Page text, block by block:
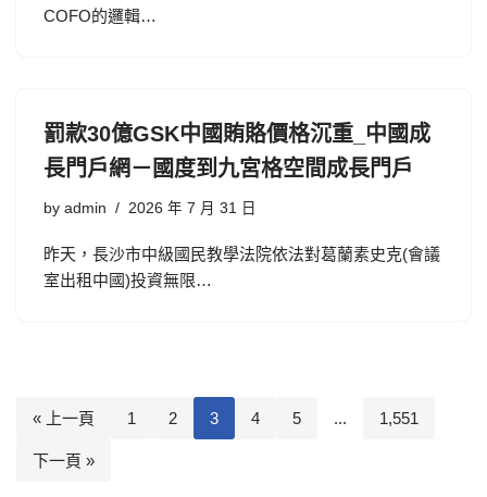
COFO的邏輯…
罰款30億GSK中國賄賂價格沉重_中國成
長門戶網－國度到九宮格空間成長門戶
by admin 2026 年 7 月 31 日
昨天，長沙市中級國民教學法院依法對葛蘭素史克(會議
室出租中國)投資無限…
« 上一頁 1 2 3 4 5 ... 1,551
下一頁 »